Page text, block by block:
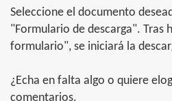
Seleccione el documento
"Formulario de descarga". Tras
formulario", se iniciará la
¿Echa en falta algo o quiere
comentarios.